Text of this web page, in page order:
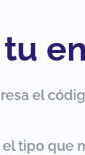
el
tipo que